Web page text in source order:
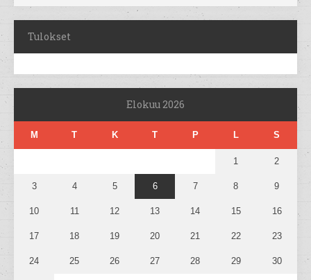
Tulokset
Elokuu 2026
M T K T P L S
1 2
3 4 5 6 7 8 9
10 11 12 13 14 15 16
17 18 19 20 21 22 23
24 25 26 27 28 29 30